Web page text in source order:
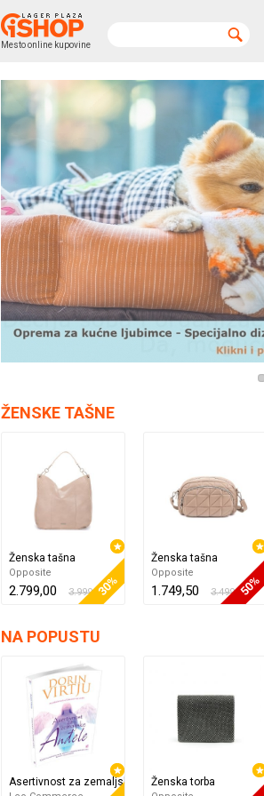
Mesto online kupovine
ŽENSKE TAŠNE
Ženska tašna
Opposite
2.799,00 3.999,0030%
Ženska tašna
Opposite
1.749,50 3.499,0050%
NA POPUSTU
Asertivnost za zemaljske anđeleŽenska torba